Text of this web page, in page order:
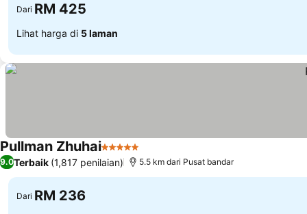
Dari RM 425
Lihat harga di 5 laman
Pullman Zhuhai5 Bintang
9.0Terbaik (1,817 penilaian) 5.5 km dari Pusat bandar
Dari RM 236